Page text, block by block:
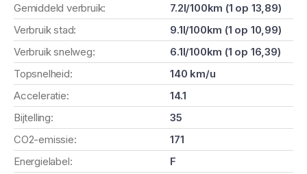
Gemiddeld verbruik:
7.2l/100km (1 op 13,89)
Verbruik stad:
9.1l/100km (1 op 10,99)
Verbruik snelweg:
6.1l/100km (1 op 16,39)
Topsnelheid:
140 km/u
Acceleratie:
14.1
Bijtelling:
35
CO2-emissie:
171
Energielabel:
F